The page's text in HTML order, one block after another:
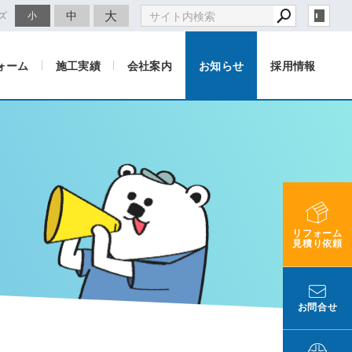
小 中 大
ーム 施工実績 会社案内 お知らせ 採用情報
リフォーム
見積り依頼
お問合せ